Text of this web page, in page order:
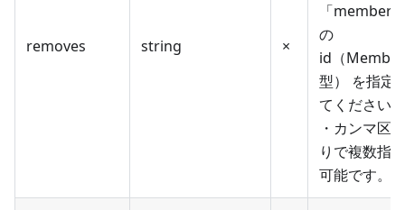
removes string ×
「members
の
id（Member
型） を指定
てください。
・カンマ区切
りで複数指定
可能です。